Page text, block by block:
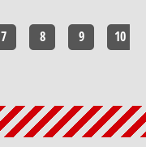
7 8 9 10